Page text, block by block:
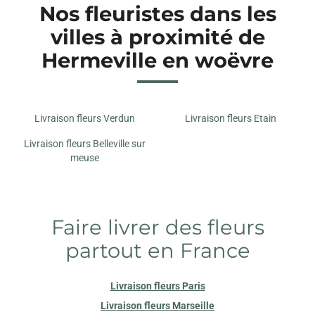
Nos fleuristes dans les
villes à proximité de
Hermeville en woëvre
Livraison fleurs Verdun Livraison fleurs Etain
Livraison fleurs Belleville sur
meuse
Faire livrer des fleurs
partout en France
Livraison fleurs Paris
Livraison fleurs Marseille